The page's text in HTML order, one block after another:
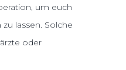
um euch
lassen. Solche
oder